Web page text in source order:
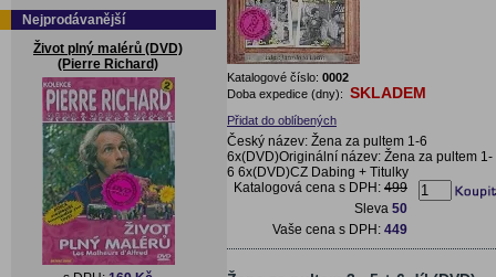
Nejprodávanější
Život plný malérů (DVD)
(Pierre Richard)
Katalogové číslo: 0002
Doba expedice (dny): SKLADEM
Přidat do oblíbených
Český název: Žena za pultem 1-6
6x(DVD)Originální název: Žena za pultem 1-
6 6x(DVD)CZ Dabing + Titulky
Katalogová cena s DPH: 499
Sleva 50
Vaše cena s DPH: 449